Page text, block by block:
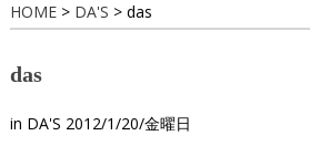
HOME> DA'S > das
das
in DA'S 2012/1/20/金曜日